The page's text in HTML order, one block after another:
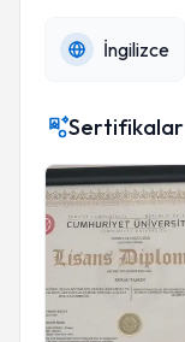
İngilizce
Sertifikalar